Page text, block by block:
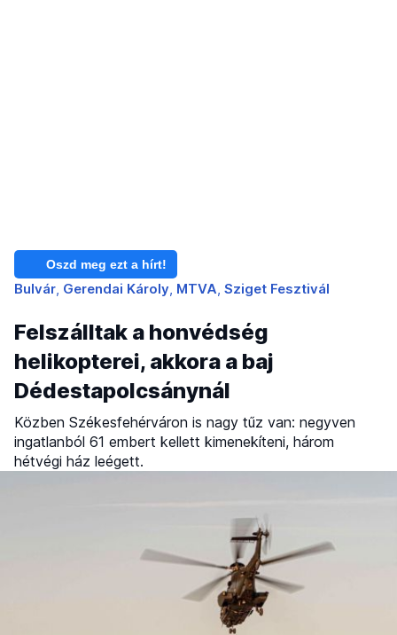
Oszd meg ezt a hírt!
Bulvár Gerendai Károly MTVA Sziget Fesztivál
Felszálltak a honvédség
helikopterei, akkora a baj
Dédestapolcsánynál
Közben Székesfehérváron is nagy tűz van: negyven
ingatlanból 61 embert kellett kimenekíteni, három
hétvégi ház leégett.